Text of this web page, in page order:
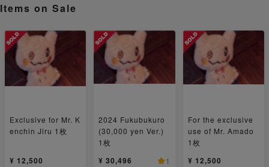
Items on Sale
Exclusive for Mr. K
enchin Jiru 1枚
¥ 12,500
2024 Fukubukuro
(30,000 yen Ver.)
1枚
¥ 30,496 1
For the exclusive
use of Mr. Amado
1枚
¥ 12,500